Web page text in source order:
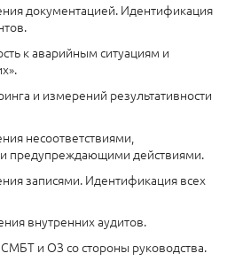
документацией. Идентификация
к аварийным ситуациям и
и измерений результативности
несоответствиями,
предупреждающими действиями.
записями. Идентификация всех
внутренних аудитов.
и ОЗ со стороны руководства.